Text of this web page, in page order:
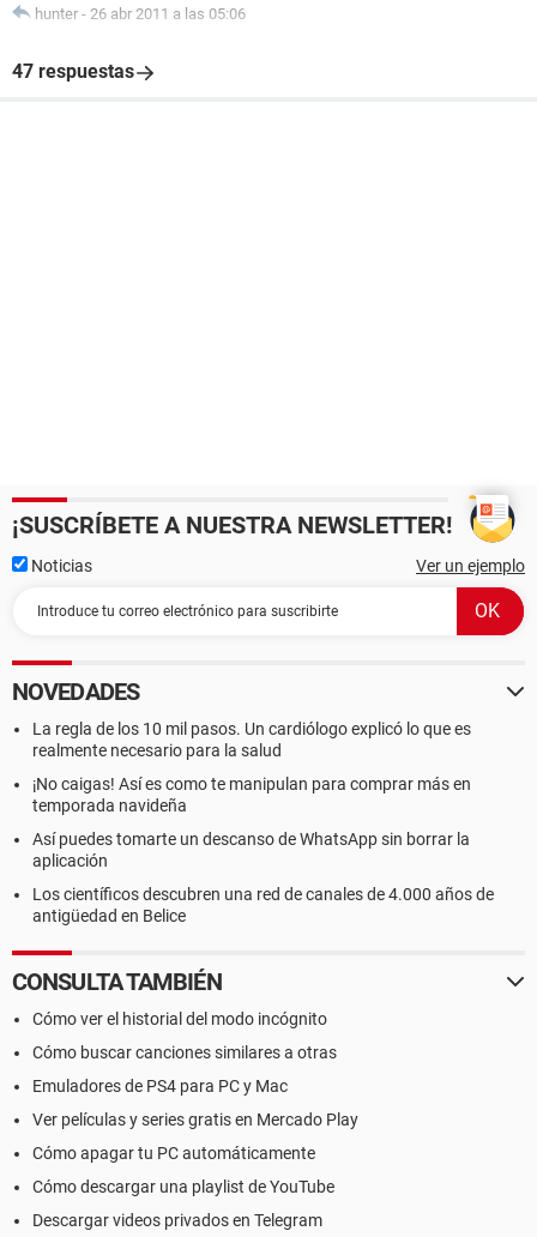
hunter - 26 abr 2011 a las 05:06
47 respuestas
¡SUSCRÍBETE A NUESTRA NEWSLETTER!
Noticias Ver un ejemplo
NOVEDADES
La regla de los 10 mil pasos. Un cardiólogo explicó lo que es
realmente necesario para la salud
¡No caigas! Así es como te manipulan para comprar más en
temporada navideña
Así puedes tomarte un descanso de WhatsApp sin borrar la
aplicación
Los científicos descubren una red de canales de 4.000 años de
antigüedad en Belice
CONSULTA TAMBIÉN
Cómo ver el historial del modo incógnito
Cómo buscar canciones similares a otras
Emuladores de PS4 para PC y Mac
Ver películas y series gratis en Mercado Play
Cómo apagar tu PC automáticamente
Cómo descargar una playlist de YouTube
Descargar videos privados en Telegram